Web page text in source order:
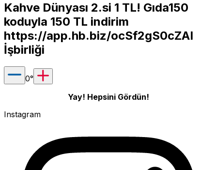
Kahve Dünyası 2.si 1 TL! Gıda150
koduyla 150 TL indirim
https://app.hb.biz/ocSf2gS0cZAI
İşbirliği
0°
Yay! Hepsini Gördün!
Instagram